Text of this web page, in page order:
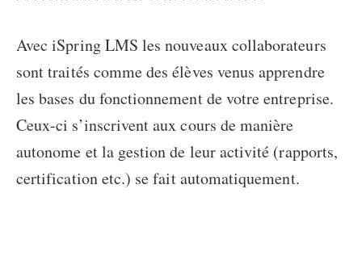
Avec iSpring LMS les nouveaux collaborateurs
sont traités comme des élèves venus apprendre
les bases du fonctionnement de votre entreprise.
Ceux-ci s’inscrivent aux cours de manière
autonome et la gestion de leur activité (rapports,
certification etc.) se fait automatiquement.